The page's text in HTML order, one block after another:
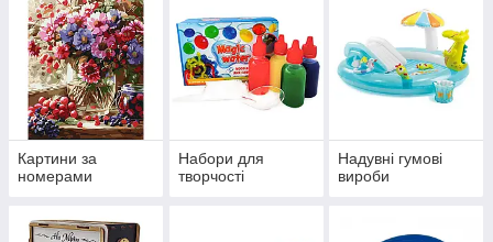
Картини за
номерами
Набори для
творчості
Надувні гумові
вироби